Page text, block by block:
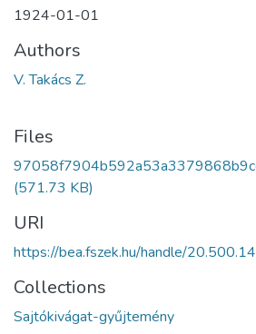
1924-01-01
Authors
V. Takács Z.
Files
(571.73 KB)
URI
https://bea.fszek.hu/handle/
Collections
Sajtókivágat-gyűjtemény